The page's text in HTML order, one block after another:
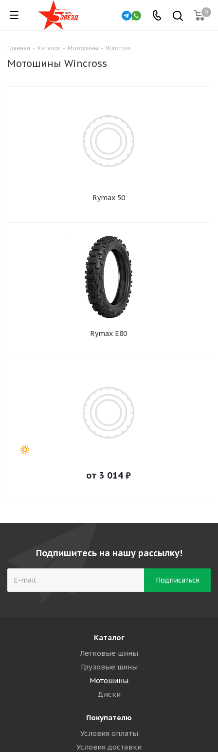
0
Главная - Каталог - Мотошины - Wincross
Мотошины Wincross
Rymax 50
Rymax E80
от 3 014 ₽
Подпишитесь на нашу рассылку!
Каталог
Легковые шины
Грузовые шины
Мотошины
Диски
Покупателю
Условия оплаты
Условия доставки